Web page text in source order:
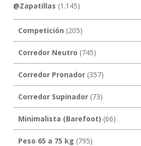
@Zapatillas (1.145)
Competición (205)
Corredor Neutro (745)
Corredor Pronador(357)
Corredor Supinador(73)
Minimalista (Barefoot) (66)
Peso 65 a 75 kg (795)